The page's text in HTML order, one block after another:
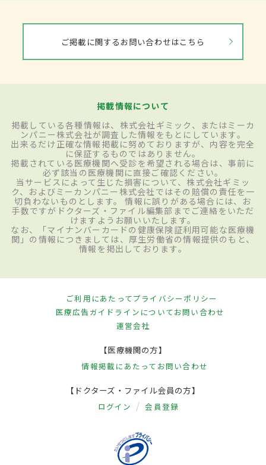
ご掲載に関するお問い合わせはこちら
掲載情報について
掲載している各種情報は、株式会社ギミック、またはミーカ
ンパニー株式会社が調査した情報をもとにしています。
出来るだけ正確な情報掲載に努めておりますが、内容を完全
に保証するものではありません。
掲載されている医療機関へ受診を希望される場合は、事前に
必ず該当の医療機関に直接ご確認ください。
当サービスによって生じた損害について、株式会社ギミッ
ク、およびミーカンパニー株式会社ではその賠償の責任を一
切負わないものとします。 情報に誤りがある場合には、お
手数ですがドクターズ・ファイル編集部までご連絡をいただ
けますようお願いいたします。
なお、「マイナンバーカードの健康保険証利用可能な医療機
関」の情報につきましては、厚生労働省の情報提供のもと、
情報を掲出しております。
ご利用にあたってプライバシーポリシー
医療広告ガイドラインについてお問い合わせ
運営会社
【医療機関の方】
情報掲載にあたって お問い合わせ
【ドクターズ・ファイル会員の方】
ログイン 会員登録